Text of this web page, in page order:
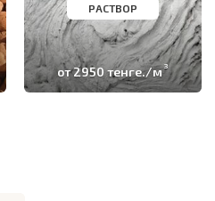
РАСТВОР
от 2950 тенге./м 3